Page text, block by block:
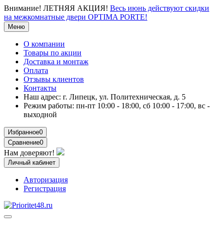
Внимание! ЛЕТНЯЯ АКЦИЯ! Весь июнь действуют скидки
на межкомнатные двери OPTIMA PORTE!
Меню
О компании
Товары по акции
Доставка и монтаж
Оплата
Отзывы клиентов
Контакты
Наш адрес: г. Липецк, ул. Политехническая, д. 5
Режим работы: пн-пт 10:00 - 18:00, сб 10:00 - 17:00, вс -
выходной
Избранное0
Сравнение0
Нам доверяют!
Личный кабинет
Авторизация
Регистрация